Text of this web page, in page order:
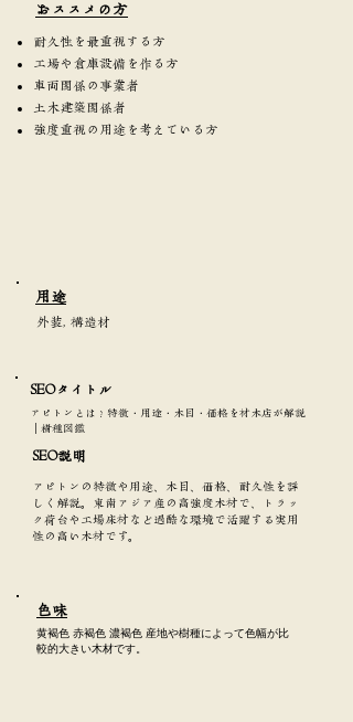
​おススメの方
耐久性を最重視する方
工場や倉庫設備を作る方
車両関係の事業者
土木建築関係者
強度重視の用途を考えている方
​用途
外装, 構造材
SEOタイトル​
アピトンとは？特徴・用途・木目・価格を材木店が解説
｜樹種図鑑
SEO説明
アピトンの特徴や用途、木目、価格、耐久性を詳
しく解説。東南アジア産の高強度木材で、トラッ
ク荷台や工場床材など過酷な環境で活躍する実用
性の高い木材です。
​色味
黄褐色 赤褐色 濃褐色 産地や樹種によって色幅が比
較的大きい木材です。